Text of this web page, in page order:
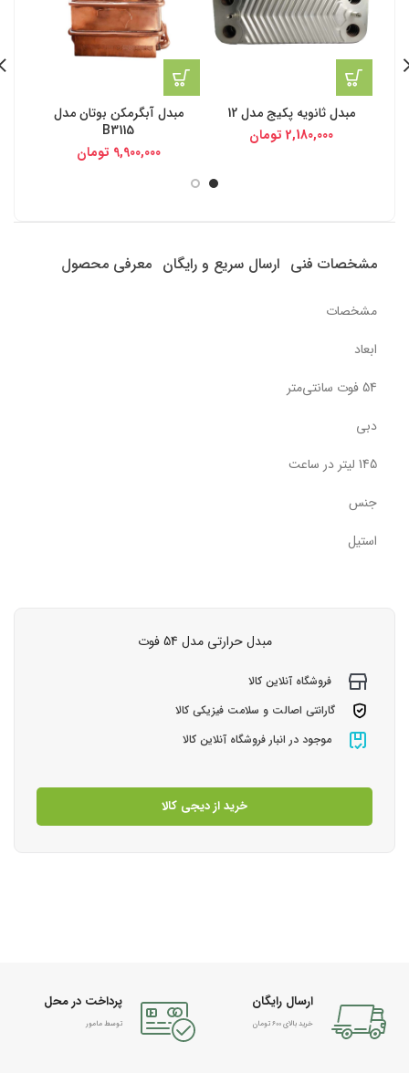
مبدل ثانویه پکیج مدل 12
2,180,000 تومان
مبدل آبگرمکن بوتان مدل
B3115
9,900,000 تومان
مشخصات فنی ارسال سریع و رایگان معرفی محصول
مشخصات
ابعاد
54 فوت سانتی‌متر
دبی
145 لیتر در ساعت
جنس
استیل
مبدل حرارتی مدل 54 فوت
فروشگاه آنلاین کالا
گارانتی اصالت و سلامت فیزیکی کالا
موجود در انبار فروشگاه آنلاین کالا
خرید از دیجی کالا
ارسال رایگان
خرید بالای 600 تومان
پرداخت در محل
توسط مامور